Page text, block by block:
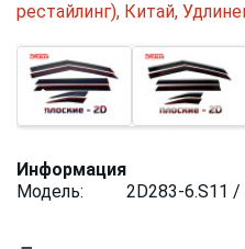
рестайлинг), Китай,
Информация
Модель:
2D283-6.S11 /